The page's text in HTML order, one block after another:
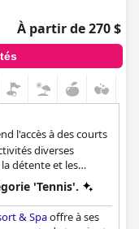
À partir de 270 $
l'accès à des courts
diverses
détente et les
'Tennis'.
& Spaoffre à ses